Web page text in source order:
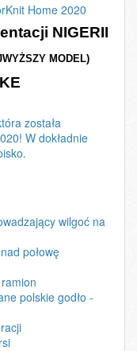
Home 2020
NIGERII
MODEL)
została
W dokładnie
wilgoć na
połowę
polskie godło -